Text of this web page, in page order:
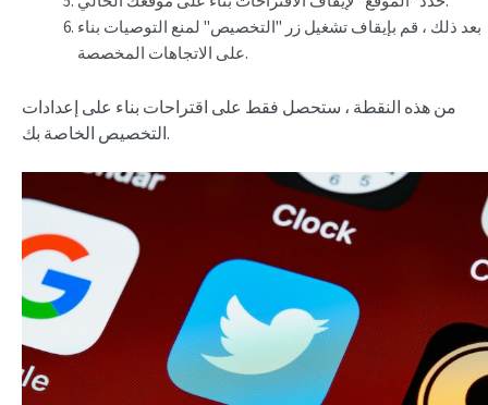
بعد ذلك ، قم بإيقاف تشغيل زر "التخصيص" لمنع التوصيات بناء
على الاتجاهات المخصصة.
من هذه النقطة ، ستحصل فقط على اقتراحات بناء على إعدادات
التخصيص الخاصة بك.